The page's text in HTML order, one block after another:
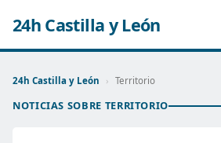
24h Castilla y León
24h Castilla y León › Territorio
NOTICIAS SOBRE TERRITORIO